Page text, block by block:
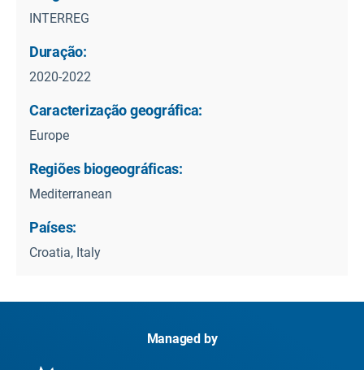
INTERREG
Duração:
2020-2022
Caracterização geográfica:
Europe
Regiões biogeográficas:
Mediterranean
Países:
Croatia, Italy
Managed by